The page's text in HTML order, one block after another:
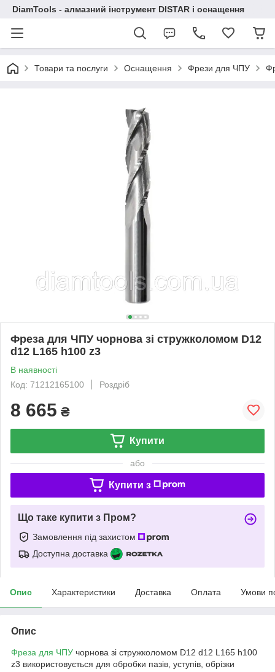
DiamTools - алмазний інструмент DISTAR і оснащення
Товари та послуги Оснащення Фрези для ЧПУ
Фреза для ЧПУ чорнова зі стружколомом D12
d12 L165 h100 z3
В наявності
Код: 71212165100
Роздріб
8 665 ₴
Купити
або
Купити з
Що таке купити з Пром?
Замовлення під захистом
Доступна доставка
Опис Характеристики Доставка Оплата Умови
Опис
Фреза для ЧПУ чорнова зі стружколомом D12 d12 L165 h100
z3 використовується для обробки пазів, уступів, обрізки